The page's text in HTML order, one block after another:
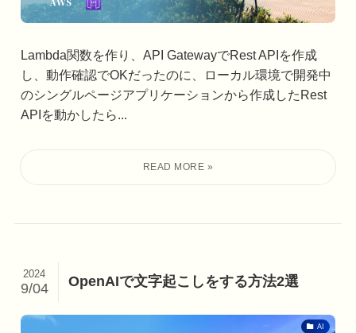
Lambda関数を作り、API GatewayでRest APIを作成
し、動作確認でOKだったのに、ローカル環境で開発中
のシングルページアプリケーションから作成したRest
APIを動かしたら...
OpenAIで文字起こしをする方法2選
2024
9/04
AI